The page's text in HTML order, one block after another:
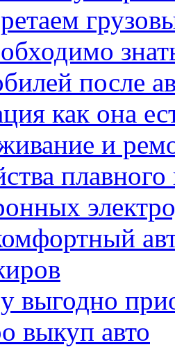
после
как она
и
выгодно
выкуп авто